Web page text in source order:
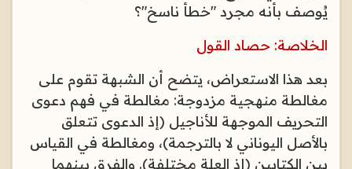
يُوصف بأنه مجرد "خطأ ناسخ"؟
الخلاصة: حصاد القول
بعد هذا الاستعراض، يتضح أن الشبهة تقوم على
مغالطة منهجية مزدوجة: مغالطة في فهم دعوى
التحريف الموجهة للأناجيل (إذ الدعوى تتعلق
بالأصل اليوناني لا بالترجمة)، ومغالطة في القياس
بين الكتابين (إذ العلة مختلفة). والفرق بينهما